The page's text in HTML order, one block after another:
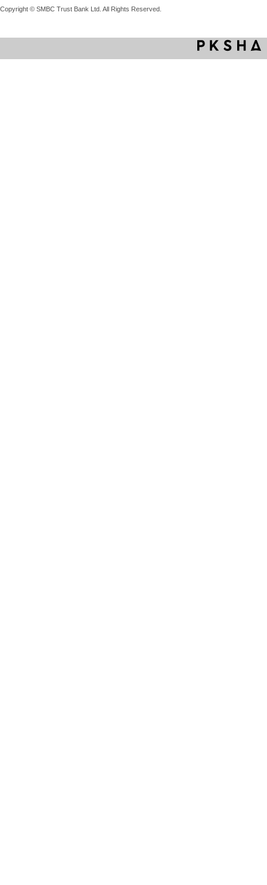
Copyright © SMBC Trust Bank Ltd. All Rights Reserved.